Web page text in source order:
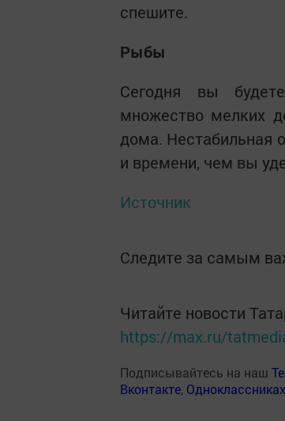
спешите.
Рыбы
Сегодня вы
множество мелких
дома. Нестабильная
и времени, чем вы
Источник
Следите за самым
Читайте новости
https://max.ru/
Подписывайтесь на наш
Вконтакте, Одноклассниках